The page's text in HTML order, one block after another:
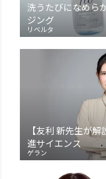
洗うたびになめら
ジング
リベルタ
【友利 新先生が
進サイエンス
ゲラン